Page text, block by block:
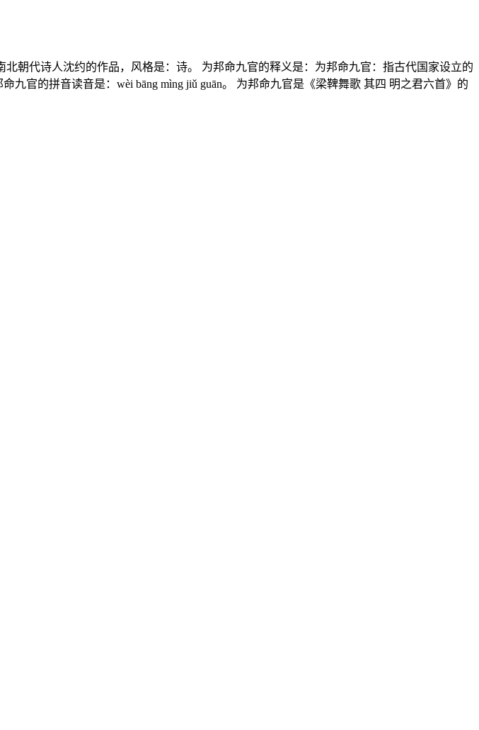
朝代诗人沈约的作品，风格是：诗。 为邦命九官的释义是：为邦命九官：指古代国家设立的
官的拼音读音是：wèi bāng mìng jiǔ guān。 为邦命九官是《梁鞞舞歌 其四 明之君六首》的